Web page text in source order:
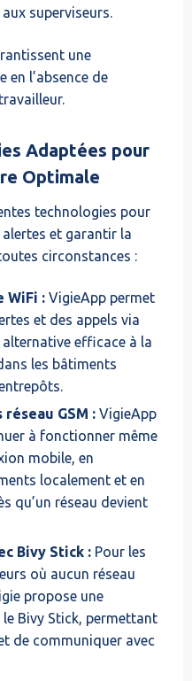
superviseurs.
une
en l’absence de
Adaptées pour
Optimale
technologies pour
et garantir la
circonstances :
WiFi : VigieApp permet
et des appels via
efficace à la
les bâtiments
GSM : VigieApp
à fonctionner même
mobile, en
localement et en
qu’un réseau devient
Bivy Stick : Pour les
où aucun réseau
propose une
Bivy Stick, permettant
de communiquer avec